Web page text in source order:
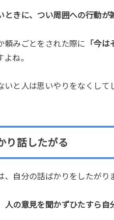
ときに、つい周囲への行動が
頼みごとをされた際に 「今
ね。
いと人は思いやりをなくし
り話したがる
、自分の話ばかりをしたがり
人の意見を聞かずひたすら自